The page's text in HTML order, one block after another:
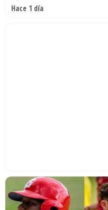
Hace 1 día